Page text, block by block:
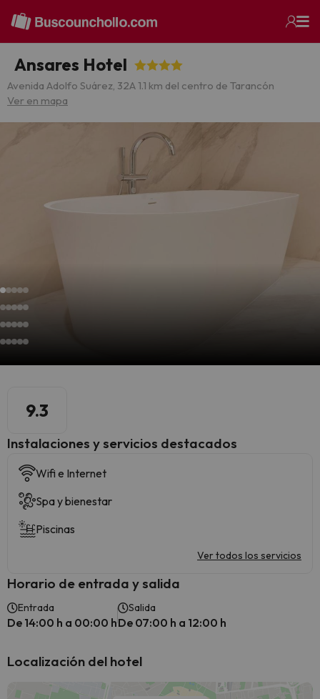
Ansares Hotel
Avenida Adolfo Suárez, 32A 1.1 km del centro de Tarancón
Ver en mapa
9.3
Instalaciones y servicios destacados
Wifi e Internet
Spa y bienestar
Piscinas
Ver todos los servicios
Horario de entrada y salida
Entrada
De 14:00 h a 00:00 h
Salida
De 07:00 h a 12:00 h
Localización del hotel